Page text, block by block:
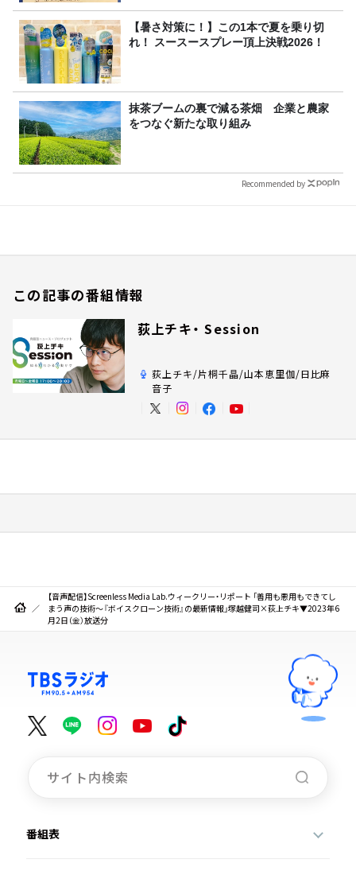
【暑さ対策に！】この1本で夏を乗り切
れ！ スースースプレー頂上決戦2026！
抹茶ブームの裏で減る茶畑 企業と農家
をつなぐ新たな取り組み
Recommended by
この記事の番組情報
荻上チキ・ Session
荻上チキ/片桐千晶/山本恵里伽/日比麻
音子
【音声配信】Screenless Media Lab.ウィークリー・リポート 「善用も悪用もできてし
まう声の技術～『ボイスクローン技術』の最新情報」塚越健司×荻上チキ▼2023年6
月2日（金）放送分
番組表